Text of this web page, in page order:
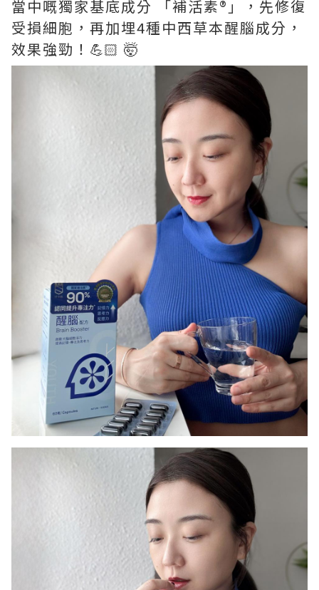
當中嘅獨家基底成分 「補活素®️」，先修復
受損細胞，再加埋4種中西草本醒腦成分，
效果強勁！💪🏻 🤯